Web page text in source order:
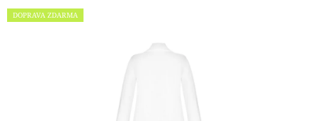
produktu
DOPRAVA ZDARMA